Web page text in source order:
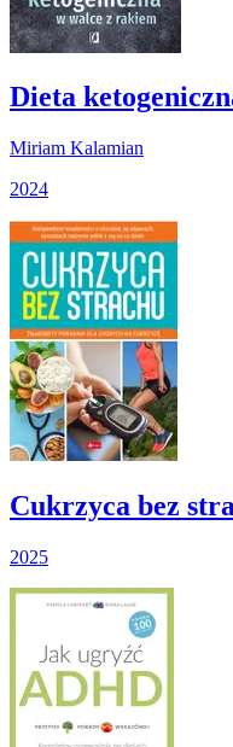
Dieta
Miriam Kalamian
2024
Cukrzyca bez
2025